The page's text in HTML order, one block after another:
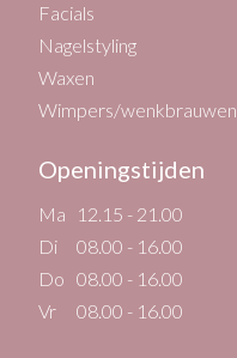
Facials
Nagelstyling
Waxen
Wimpers/wenkbrauwen
Openingstijden
Ma
12.15 - 21.00
Di
08.00 - 16.00
Do 08.00 - 16.00
Vr
08.00 - 16.00